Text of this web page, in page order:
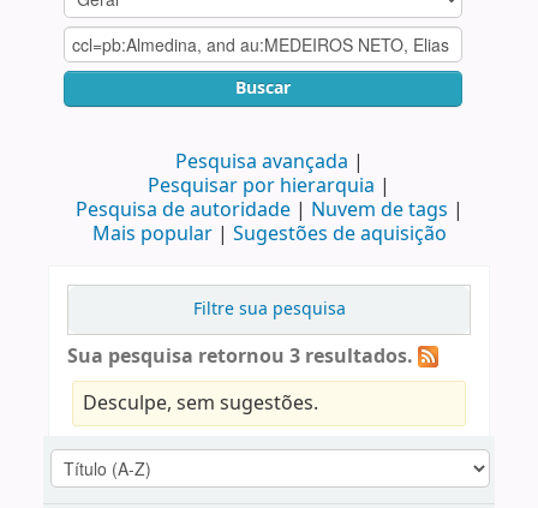
Buscar
Pesquisa avançada
Pesquisar por hierarquia
Pesquisa de autoridade
Nuvem de tags
Mais popular
Sugestões de aquisição
Filtre sua pesquisa
Sua pesquisa retornou 3 resultados.
Desculpe, sem sugestões.